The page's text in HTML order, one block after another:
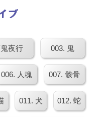
ブ
夜行 003. 鬼
006. 人魂 007. 骸骨
011. 犬 012. 蛇